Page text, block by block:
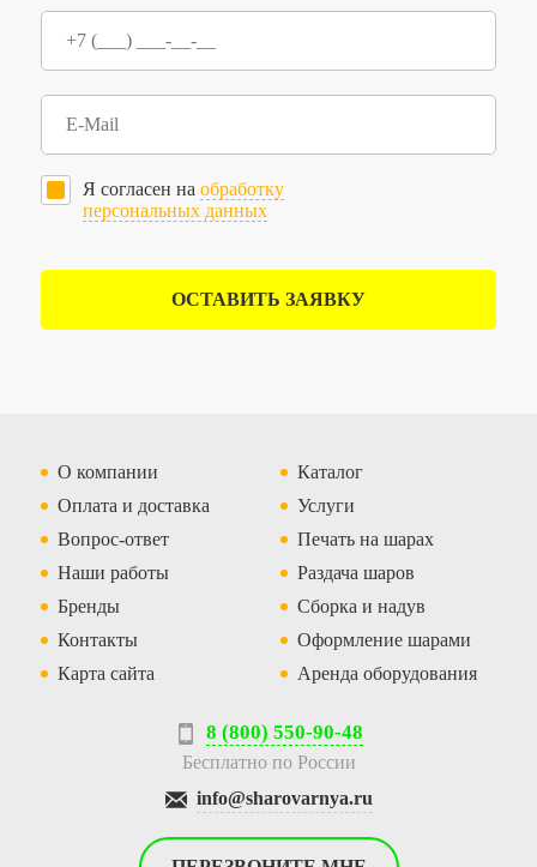
Я согласен на обработку
персональных данных
ОСТАВИТЬ ЗАЯВКУ
О компании
Оплата и доставка
Вопрос-ответ
Наши работы
Бренды
Контакты
Карта сайта
Каталог
Услуги
Печать на шарах
Раздача шаров
Сборка и надув
Оформление шарами
Аренда оборудования
8 (800) 550-90-48
Бесплатно по России
info@sharovarnya.ru